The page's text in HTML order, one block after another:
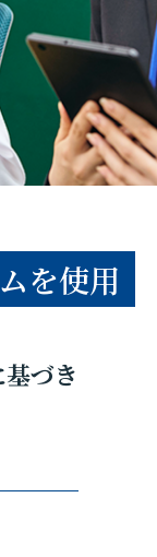
を使用
づき